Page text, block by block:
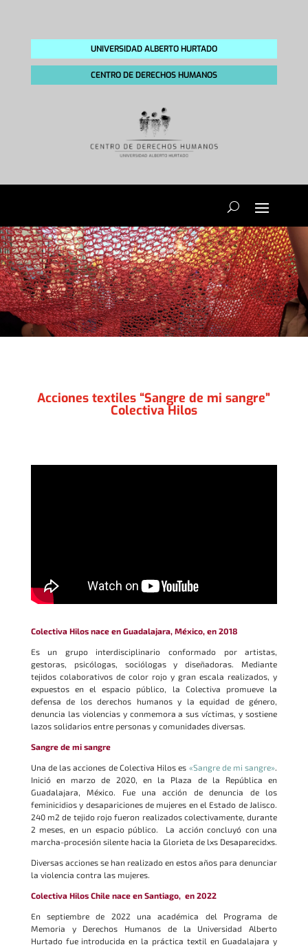
UNIVERSIDAD ALBERTO HURTADO
CENTRO DE DERECHOS HUMANOS
Acciones textiles “Sangre de mi sangre”
Colectiva Hilos
Colectiva Hilos nace en Guadalajara, México, en 2018
Es un grupo interdisciplinario conformado por artistas,
gestoras, psicólogas, sociólogas y diseñadoras. Mediante
tejidos colaborativos de color rojo y gran escala realizados, y
expuestos en el espacio público, la Colectiva promueve la
defensa de los derechos humanos y la equidad de género,
denuncia las violencias y conmemora a sus víctimas, y sostiene
lazos solidarios entre personas y comunidades diversas.
Sangre de mi sangre
Una de las acciones de Colectiva Hilos es «Sangre de mi sangre».
Inició en marzo de 2020, en la Plaza de la República en
Guadalajara, México. Fue una acción de denuncia de los
feminicidios y desapariciones de mujeres en el Estado de Jalisco.
240 m2 de tejido rojo fueron realizados colectivamente, durante
2 meses, en un espacio público. La acción concluyó con una
marcha-procesión silente hacia la Glorieta de lxs Desaparecidxs.
Diversas acciones se han realizado en estos años para denunciar
la violencia contra las mujeres.
Colectiva Hilos Chile nace en Santiago, en 2022
En septiembre de 2022 una académica del Programa de
Memoria y Derechos Humanos de la Universidad Alberto
Hurtado fue introducida en la práctica textil en Guadalajara y